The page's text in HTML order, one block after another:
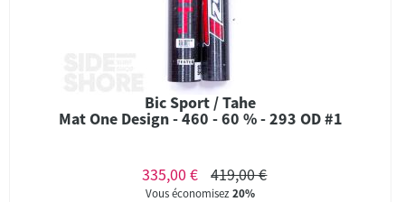
Bic Sport / Tahe
Mat One Design - 460 - 60 % - 293 OD #1
335,00 € 419,00 €
Vous économisez20%